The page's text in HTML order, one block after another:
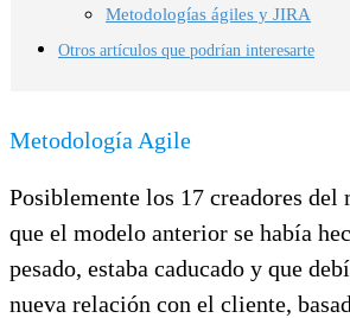
Metodologías ágiles y JIRA
Otros artículos que podrían interesarte
Metodología Agile
Posiblemente los 17 creadores del
que el modelo anterior se había
pesado, estaba caducado y que
nueva relación con el cliente,